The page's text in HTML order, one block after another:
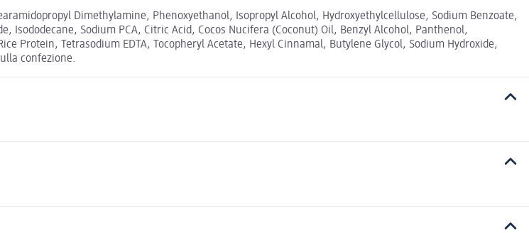
Dimethylamine, Phenoxyethanol, Isopropyl Alcohol, Hydroxyethylcellulose, Sodium Benzoate,
Sodium PCA, Citric Acid, Cocos Nucifera (Coconut) Oil, Benzyl Alcohol, Panthenol,
Protein, Tetrasodium EDTA, Tocopheryl Acetate, Hexyl Cinnamal, Butylene Glycol, Sodium Hydroxide,
confezione.